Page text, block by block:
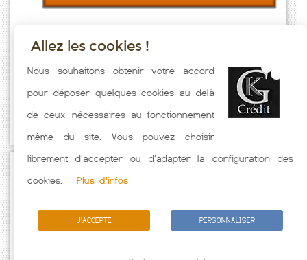
Taux emprunt actualisés (Angirey) toutes les semaines. Taux
Immobilier pratiqués par nos partenaires bancaires. Meilleur Taux
hors assurance. Taux crédit immobilier indicatif fonction des
caractéristiques de l'emprunteur.
Allez les cookies !
Nous souhaitons obtenir votre accord
pour déposer quelques cookies au delà
de ceux nécessaires au fonctionnement
même du site. Vous pouvez choisir
librement d'accepter ou d'adapter la configuration des
cookies.
Plus d'infos
J'ACCEPTE PERSONNALISER